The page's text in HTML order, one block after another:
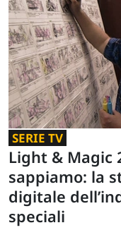
SERIE TV
Light & Magic
sappiamo: la
digitale
speciali